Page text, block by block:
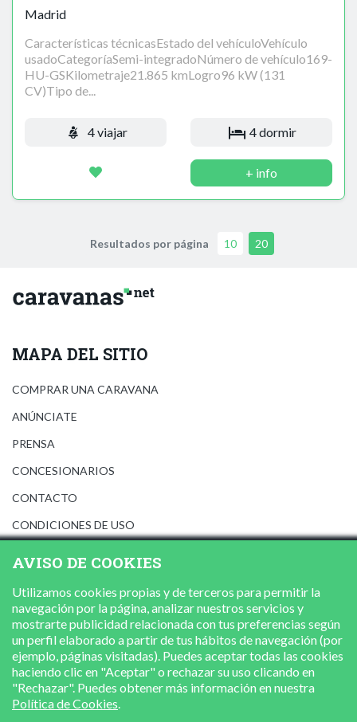
Madrid
Características técnicasEstado del vehículoVehículo
usadoCategoríaSemi-integradoNúmero de vehículo169-
HU-GSKilometraje21.865 kmLogro96 kW (131
CV)Tipo de...
4 viajar 4 dormir
+ info
Resultados por página 10 20
MAPA DEL SITIO
COMPRAR UNA CARAVANA
ANÚNCIATE
PRENSA
CONCESIONARIOS
CONTACTO
CONDICIONES DE USO
POLÍTICA DE COOKIES
AVISO DE COOKIES
Utilizamos cookies propias y de terceros para permitir la
navegación por la página, analizar nuestros servicios y
mostrarte publicidad relacionada con tus preferencias según
un perfil elaborado a partir de tus hábitos de navegación (por
ejemplo, páginas visitadas). Puedes aceptar todas las cookies
haciendo clic en "Aceptar" o rechazar su uso clicando en
"Rechazar". Puedes obtener más información en nuestra
Política de Cookies.